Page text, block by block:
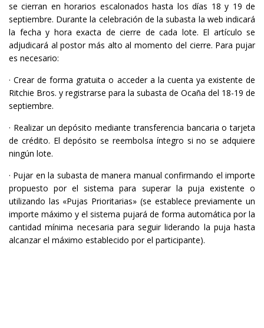
se cierran en horarios escalonados hasta los días 18 y 19 de
septiembre. Durante la celebración de la subasta la web indicará
la fecha y hora exacta de cierre de cada lote. El artículo se
adjudicará al postor más alto al momento del cierre. Para pujar
es necesario:
· Crear de forma gratuita o acceder a la cuenta ya existente de
Ritchie Bros. y registrarse para la subasta de Ocaña del 18-19 de
septiembre.
· Realizar un depósito mediante transferencia bancaria o tarjeta
de crédito. El depósito se reembolsa íntegro si no se adquiere
ningún lote.
· Pujar en la subasta de manera manual confirmando el importe
propuesto por el sistema para superar la puja existente o
utilizando las «Pujas Prioritarias» (se establece previamente un
importe máximo y el sistema pujará de forma automática por la
cantidad mínima necesaria para seguir liderando la puja hasta
alcanzar el máximo establecido por el participante).